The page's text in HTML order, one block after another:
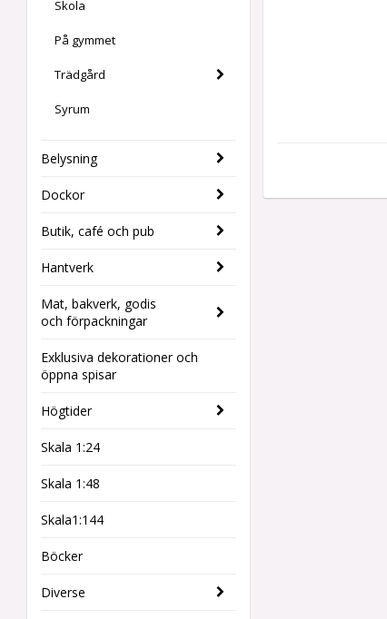
Skola
På gymmet
Trädgård
Syrum
Belysning
Dockor
Butik, café och pub
Hantverk
Mat, bakverk, godis
och förpackningar
Exklusiva dekorationer och
öppna spisar
Högtider
Skala 1:24
Skala 1:48
Skala1:144
Böcker
Diverse